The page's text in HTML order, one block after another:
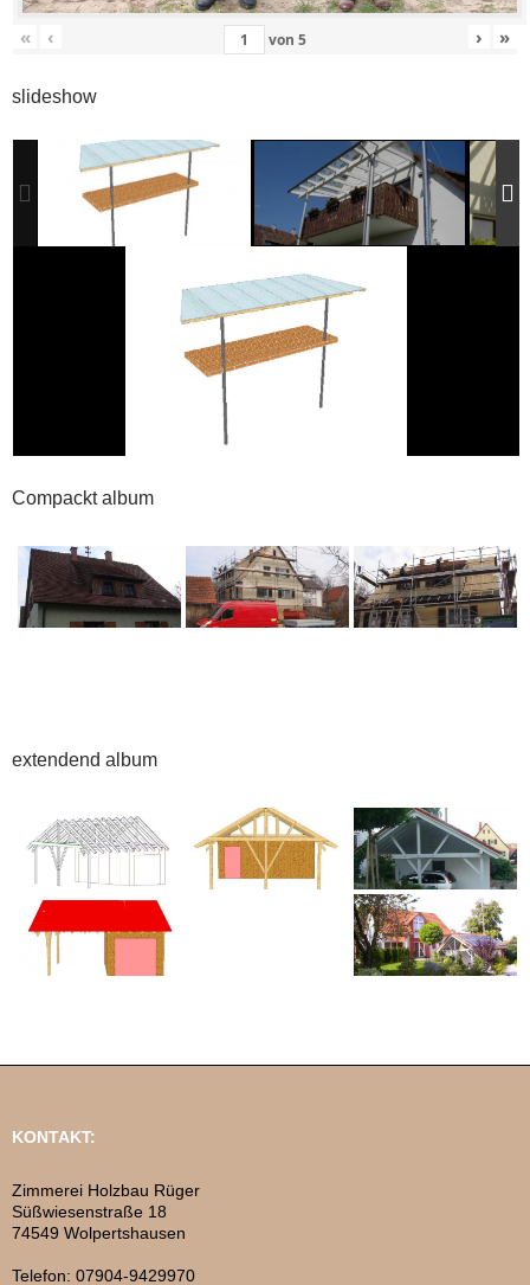
« ‹ von 5 › »
slideshow
Compackt album
extendend album
KONTAKT:
Zimmerei Holzbau Rüger
Süßwiesenstraße 18
74549 Wolpertshausen
Telefon: 07904-9429970